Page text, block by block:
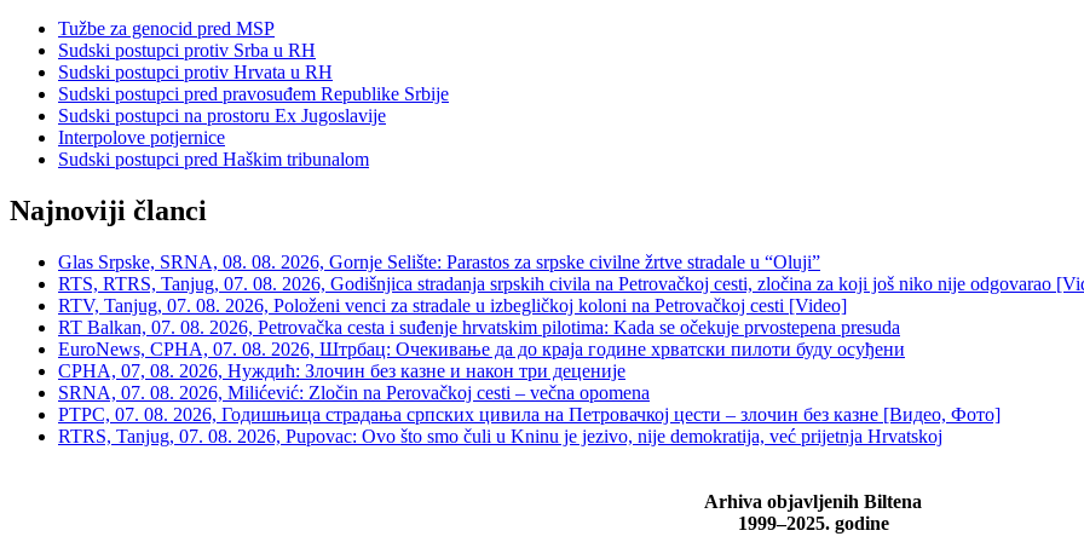
Tužbe za genocid pred MSP
Sudski postupci protiv Srba u RH
Sudski postupci protiv Hrvata u RH
Sudski postupci pred pravosuđem Republike Srbije
Sudski postupci na prostoru Ex Jugoslavije
Interpolove potjernice
Sudski postupci pred Haškim tribunalom
Najnoviji članci
Glas Srpske, SRNA, 08. 08. 2026, Gornje Selište: Parastos za srpske civilne žrtve stradale u “Oluji”
RTS, RTRS, Tanjug, 07. 08. 2026, Godišnjica stradanja srpskih civila na Petrovačkoj cesti, zločina za koji još niko nije odgovarao
RTV, Tanjug, 07. 08. 2026, Položeni venci za stradale u izbegličkoj koloni na Petrovačkoj cesti [Video]
RT Balkan, 07. 08. 2026, Petrovačka cesta i suđenje hrvatskim pilotima: Kada se očekuje prvostepena presuda
EuroNews, СРНА, 07. 08. 2026, Штрбац: Очекивање да до краја године хрватски пилоти буду осуђени
СРНА, 07, 08. 2026, Нуждић: Злочин без казне и након три деценије
SRNA, 07. 08. 2026, Milićević: Zločin na Perovačkoj cesti – večna opomena
РТРС, 07. 08. 2026, Годишњица страдања српских цивила на Петровачкој цести – злочин без казне [Видео, Фото]
RTRS, Tanjug, 07. 08. 2026, Pupovac: Ovo što smo čuli u Kninu je jezivo, nije demokratija, već prijetnja Hrvatskoj
Arhiva objavljenih Biltena
1999–2025. godine